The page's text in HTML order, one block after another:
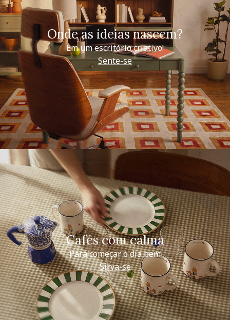
Onde as ideias nascem?
Em um escritório criativo!
Sente-se
Cafés com calma
Para começar o dia bem
Sirva-se